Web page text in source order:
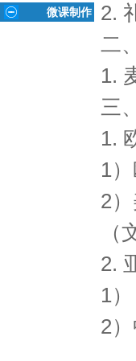
微课制作
2.
二
1.
三
1.
1
2
2.
1
2